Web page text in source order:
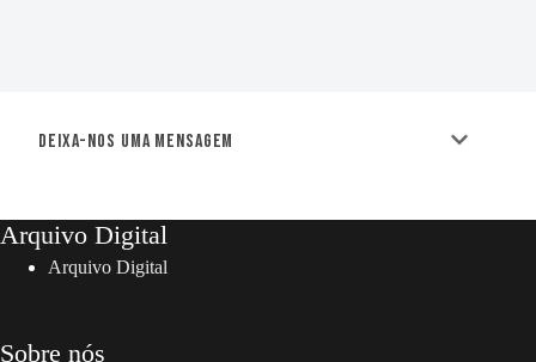
Deixa-nos uma mensagem
Arquivo Digital
Arquivo Digital
Sobre nós